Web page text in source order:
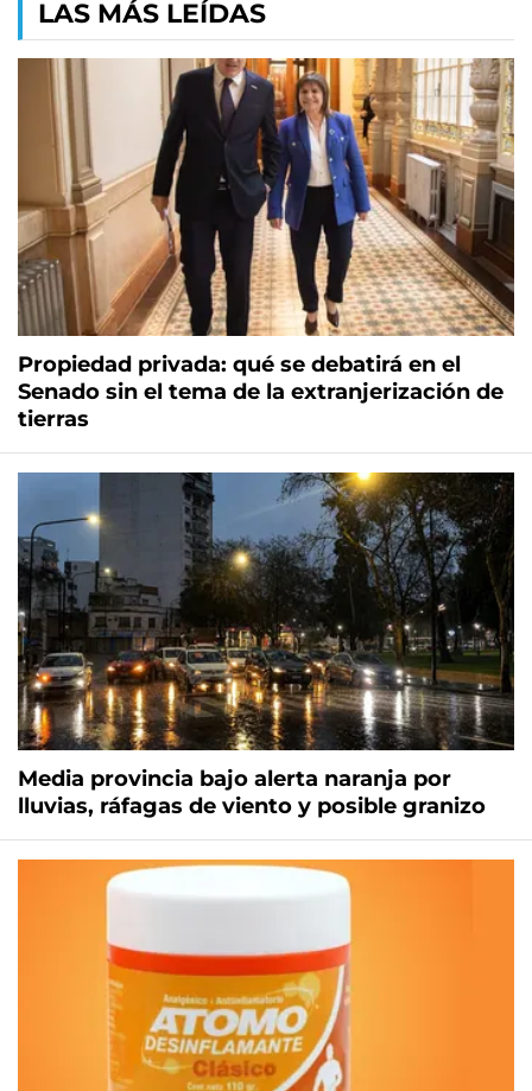
LAS MÁS LEÍDAS
Propiedad privada: qué se debatirá en el
Senado sin el tema de la extranjerización de
tierras
Media provincia bajo alerta naranja por
lluvias, ráfagas de viento y posible granizo